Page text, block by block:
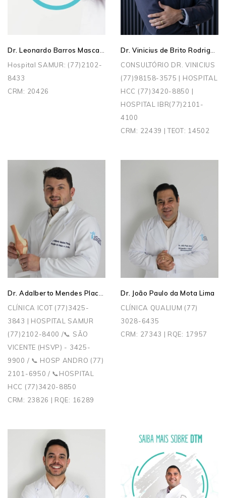
Dr. Leonardo Barros Mascarenhas
Hospital SAMUR: (77)2102-
8433
CRM: 20426
Dr. Vinicius de Brito Rodrigues
CONSULTÓRIO DR. VINICIUS
(77)98158-3575 | HOSPITAL
HCC (77)3420-8850 |
HOSPITAL IBR(77)2101-
4100
CRM: 22439 | TEOT: 14502
Dr. Adalberto Mendes Placha
CLÍNICA ICOT (77)3425-
3843 | HOSPITAL SAMUR
(77)2102-8400 /📞 SÃO
VICENTE (HSVP) - 3425-
9900 / 📞 HOSP ANDRO (77)
2101-6950 / 📞HOSPITAL
HCC (77)3420-8850
CRM: 23826 | RQE: 16289
Dr. João Paulo da Mota Lima
CLÍNICA QUALIUM (77)
3028-6435
CRM: 27343 | RQE: 17957